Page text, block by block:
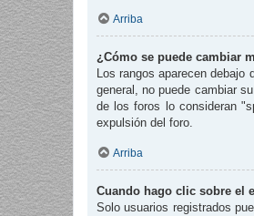
Arriba
¿Cómo se puede cambiar
Los rangos aparecen debajo
general, no puede cambiar
de los foros lo consideran
expulsión del foro.
Arriba
Cuando hago clic sobre el
Solo usuarios registrados